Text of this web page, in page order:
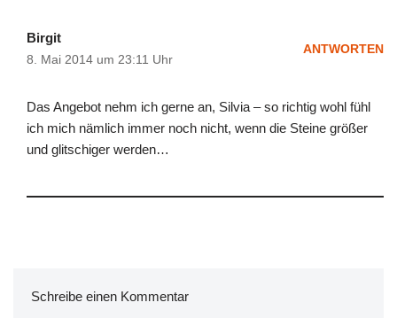
Birgit
8. Mai 2014 um 23:11 Uhr
ANTWORTEN
Das Angebot nehm ich gerne an, Silvia – so richtig wohl fühl
ich mich nämlich immer noch nicht, wenn die Steine größer
und glitschiger werden…
Schreibe einen Kommentar